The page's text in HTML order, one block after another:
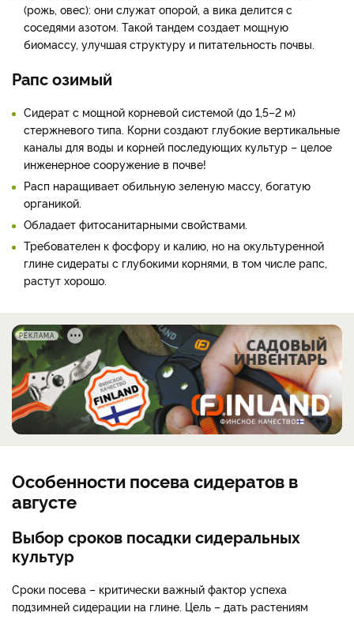
(рожь, овес): они служат опорой, а вика делится с
соседями азотом. Такой тандем создает мощную
биомассу, улучшая структуру и питательность почвы.
Рапс озимый
Сидерат с мощной корневой системой (до 1,5–2 м)
стержневого типа. Корни создают глубокие вертикальные
каналы для воды и корней последующих культур – целое
инженерное сооружение в почве!
Расп наращивает обильную зеленую массу, богатую
органикой.
Обладает фитосанитарными свойствами.
Требователен к фосфору и калию, но на окультуренной
глине сидераты с глубокими корнями, в том числе рапс,
растут хорошо.
РЕКЛАМА
Особенности посева сидератов в
августе
Выбор сроков посадки сидеральных
культур
Сроки посева – критически важный фактор успеха
подзимней сидерации на глине. Цель – дать растениям